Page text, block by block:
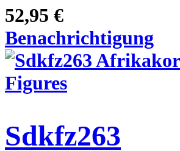
52,95 €
Benachrichtigung
Sdkfz263